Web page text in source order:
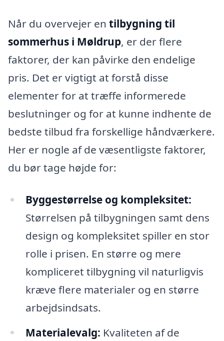
Når du overvejer en tilbygning til
sommerhus i Møldrup, er der flere
faktorer, der kan påvirke den endelige
pris. Det er vigtigt at forstå disse
elementer for at træffe informerede
beslutninger og for at kunne indhente de
bedste tilbud fra forskellige håndværkere.
Her er nogle af de væsentligste faktorer,
du bør tage højde for:
Byggestørrelse og kompleksitet:
Størrelsen på tilbygningen samt dens
design og kompleksitet spiller en stor
rolle i prisen. En større og mere
kompliceret tilbygning vil naturligvis
kræve flere materialer og en større
arbejdsindsats.
Materialevalg: Kvaliteten af de